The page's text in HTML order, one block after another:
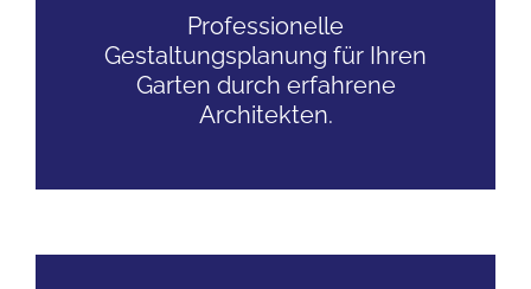
Professionelle
Gestaltungsplanung für Ihren
Garten durch erfahrene
Architekten.